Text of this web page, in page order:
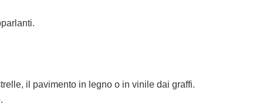
il pavimento in legno o in vinile dai graffi.